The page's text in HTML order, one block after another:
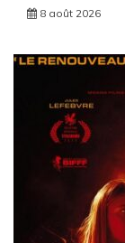
8 août 2026